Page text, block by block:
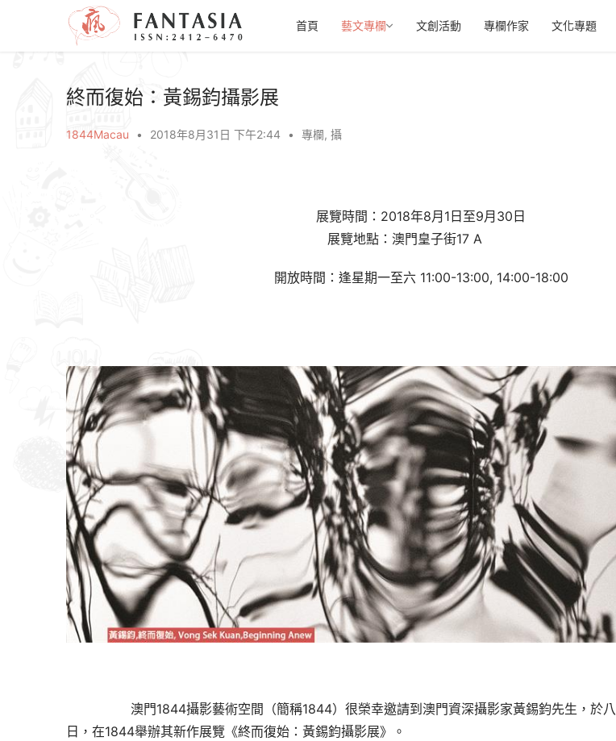
首頁 藝文專欄 文創活動 專欄作家 文化專題
終而復始：黃錫鈞攝影展
1844Macau • 2018年8月31日 下午2:44 • 專欄, 攝
展覽時間： 2018年8月 1 日至9月 30 日
展覽地點：澳門皇子街17 A
開放時間：逢星期一至六 11:00-13:00, 14:00-18:00
澳門1844攝影藝術空間（簡稱1844）很榮幸邀請到澳門資深攝影家黃錫鈞先生，於八
日，在1844舉辦其新作展覽《終而復始： 黃錫鈞攝影展》 。